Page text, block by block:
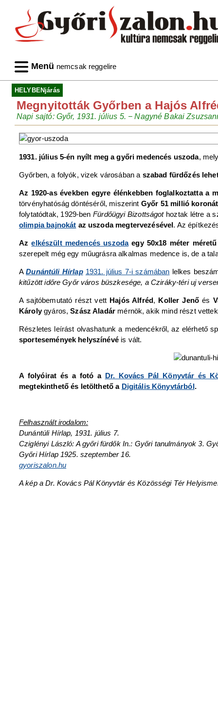
Menü nemcsak reggelire
HELYBENjárás
Megnyitották Győrben a Hajós
Napi sajtó: Győr, 1931. július 5. − Nagyné Bakai
1931. július 5-én nyílt meg a győri medencés uszoda,
Győrben, a folyók, vizek városában a szabad fürdőzés
Az 1920-as években egyre élénkebben foglalkoztatta a
törvényhatóság döntéséről, miszerint Győr 51 millió
folytatódtak, 1929-benFürdőügyi Bizottságot hoztak létre a
olimpia bajnokát az uszoda megtervezésével. Az
Azelkészült medencés uszodaegy 50x18 méter
szerepelt még egy műugrásra alkalmas medence is, de a
ADunántúli Hírlap 1931. július 7-i számában lelkes
kitűzött időre Győr város büszkesége, a Cziráky-téri uj
A sajtóbemutató részt vett Hajós Alfréd, Koller Jenőés
Károlygyáros, Szász Aladár mérnök, akik mind részt
Részletes leírást olvashatunk a medencékről, az elérhető
sportesemények helyszínévé is vált.
A folyóirat és a fotó a Dr. Kovács Pál Könyvtár és
megtekinthető és letölthető a Digitális Könyvtárból.
Felhasznált irodalom:
Dunántúli Hírlap, 1931. július 7.
Cziglényi László: A győri fürdők In.: Győri tanulmányok 3.
Győri Hírlap 1925. szeptember 16.
gyoriszalon.hu
A kép a Dr. Kovács Pál Könyvtár és Közösségi Tér